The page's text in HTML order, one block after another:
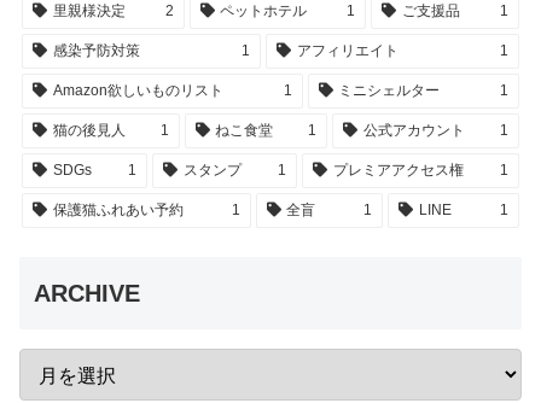
里親様決定 2 ペットホテル 1 ご支援品 1
感染予防対策 1 アフィリエイト 1
Amazon欲しいものリスト 1 ミニシェルター 1
猫の後見人 1 ねこ食堂 1 公式アカウント 1
SDGs 1 スタンプ 1 プレミアアクセス権 1
保護猫ふれあい予約 1 全盲 1 LINE 1
ARCHIVE